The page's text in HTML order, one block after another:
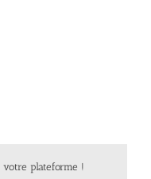
votre plateforme !